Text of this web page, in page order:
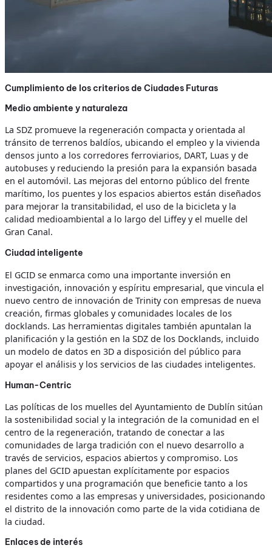
Cumplimiento de los criterios de Ciudades Futuras
Medio ambiente y naturaleza
La SDZ promueve la regeneración compacta y orientada al
tránsito de terrenos baldíos, ubicando el empleo y la vivienda
densos junto a los corredores ferroviarios, DART, Luas y de
autobuses y reduciendo la presión para la expansión basada
en el automóvil. Las mejoras del entorno público del frente
marítimo, los puentes y los espacios abiertos están diseñados
para mejorar la transitabilidad, el uso de la bicicleta y la
calidad medioambiental a lo largo del Liffey y el muelle del
Gran Canal.
Ciudad inteligente
El GCID se enmarca como una importante inversión en
investigación, innovación y espíritu empresarial, que vincula el
nuevo centro de innovación de Trinity con empresas de nueva
creación, firmas globales y comunidades locales de los
docklands. Las herramientas digitales también apuntalan la
planificación y la gestión en la SDZ de los Docklands, incluido
un modelo de datos en 3D a disposición del público para
apoyar el análisis y los servicios de las ciudades inteligentes.
Human-Centric
Las políticas de los muelles del Ayuntamiento de Dublín sitúan
la sostenibilidad social y la integración de la comunidad en el
centro de la regeneración, tratando de conectar a las
comunidades de larga tradición con el nuevo desarrollo a
través de servicios, espacios abiertos y compromiso. Los
planes del GCID apuestan explícitamente por espacios
compartidos y una programación que beneficie tanto a los
residentes como a las empresas y universidades, posicionando
el distrito de la innovación como parte de la vida cotidiana de
la ciudad.
Enlaces de interés